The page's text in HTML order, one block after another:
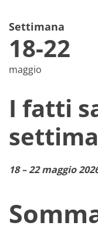
Settimana
18-22
maggio
I fatti
18 – 22 maggio